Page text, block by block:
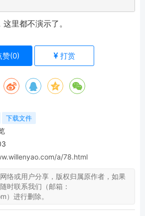
里都不演示了。
(0) 打赏
下载文件
a/78.html
络或用户分享，版权归属原作者，如果
时联系我们（邮箱：
）进行删除。